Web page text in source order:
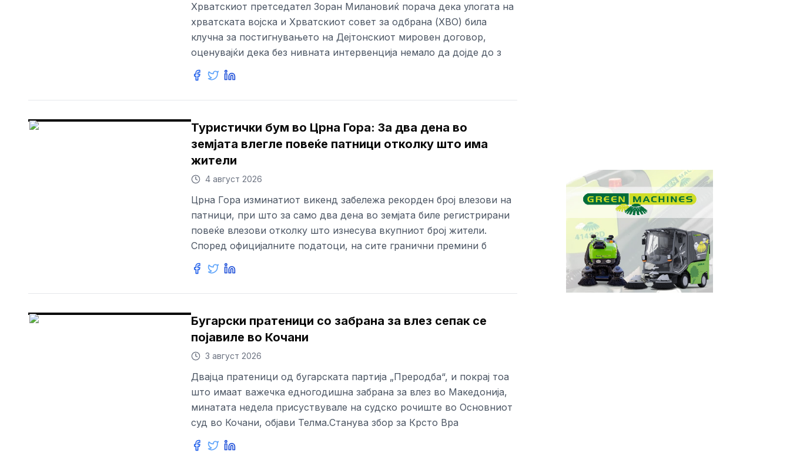
Хрватскиот претседател Зоран Милановиќ порача дека улогата на
хрватската војска и Хрватскиот совет за одбрана (ХВО) била
клучна за постигнувањето на Дејтонскиот мировен договор,
оценувајќи дека без нивната интервенција немало да дојде до з
Туристички бум во Црна Гора: За два дена во
земјата влегле повеќе патници отколку што има
жители
4 август 2026
Црна Гора изминатиот викенд забележа рекорден број влезови на
патници, при што за само два дена во земјата биле регистрирани
повеќе влезови отколку што изнесува вкупниот број жители.
Според официјалните податоци, на сите гранични премини б
Бугарски пратеници со забрана за влез сепак се
појавиле во Кочани
3 август 2026
Двајца пратеници од бугарската партија „Преродба“, и покрај тоа
што имаат важечка едногодишна забрана за влез во Македонија,
минатата недела присуствувале на судско рочиште во Основниот
суд во Кочани, објави Телма.Станува збор за Крсто Вра